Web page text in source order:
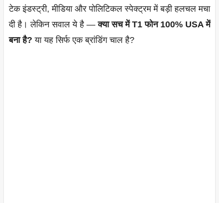
टेक इंडस्ट्री, मीडिया और पोलिटिकल स्पेक्ट्रम में बड़ी हलचल मचा
दी है। लेकिन सवाल ये है —क्या सच में T1 फोन 100% USA में
बना है? या यह सिर्फ एक ब्रांडिंग चाल है?